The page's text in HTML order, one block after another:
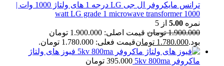
ترانس مایکروفر ال جی LG درجه 1 های ولتاژ 1000 وات |
1000 watt LG grade 1 microwave transformer
نمره 5.00 از 5
1.900.000 تومان
قیمت اصلی: 1.900.000 تومان
بود.1.780.000 تومانقیمت فعلی: 1.780.000 تومان.
فیوز های ولتاژ
ماکروفر 5kv 800ma
395.000 تومان